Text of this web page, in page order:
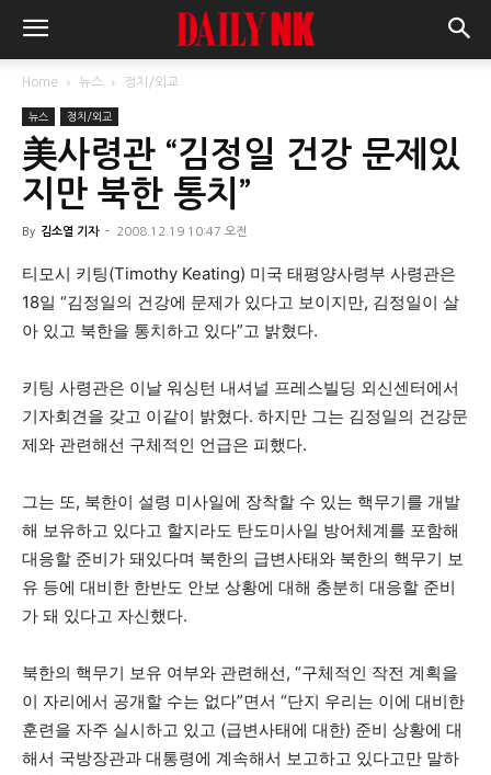
Home 뉴스 정치/외교
뉴스 정치/외교
美사령관 “김정일 건강 문제있
지만 북한 통치”
By 김소열 기자 - 2008.12.19 10:47 오전
티모시 키팅(Timothy Keating) 미국 태평양사령부 사령관은
18일 “김정일의 건강에 문제가 있다고 보이지만, 김정일이 살
아 있고 북한을 통치하고 있다”고 밝혔다.
키팅 사령관은 이날 워싱턴 내셔널 프레스빌딩 외신센터에서
기자회견을 갖고 이같이 밝혔다. 하지만 그는 김정일의 건강문
제와 관련해선 구체적인 언급은 피했다.
그는 또, 북한이 설령 미사일에 장착할 수 있는 핵무기를 개발
해 보유하고 있다고 할지라도 탄도미사일 방어체계를 포함해
대응할 준비가 돼있다며 북한의 급변사태와 북한의 핵무기 보
유 등에 대비한 한반도 안보 상황에 대해 충분히 대응할 준비
가 돼 있다고 자신했다.
북한의 핵무기 보유 여부와 관련해선, “구체적인 작전 계획을
이 자리에서 공개할 수는 없다”면서 “단지 우리는 이에 대비한
훈련을 자주 실시하고 있고 (급변사태에 대한) 준비 상황에 대
해서 국방장관과 대통령에 계속해서 보고하고 있다고만 말하